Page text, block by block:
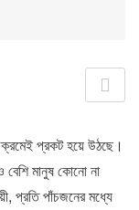
ক্রমেই প্রকট হয়ে উঠছে।
বেশি মানুষ কোনো না
প্রতি পাঁচজনের মধ্যে